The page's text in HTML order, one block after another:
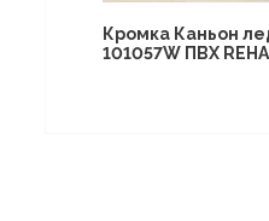
Кромка Каньон
101057W ПВХ